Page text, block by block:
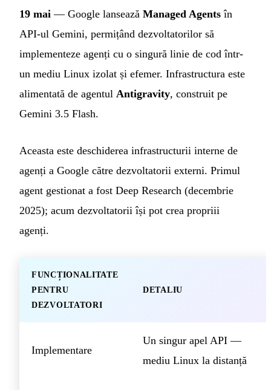
19 mai — Google lansează Managed Agents în
API-ul Gemini, permițând dezvoltatorilor să
implementeze agenți cu o singură linie de cod într-
un mediu Linux izolat și efemer. Infrastructura este
alimentată de agentul Antigravity, construit pe
Gemini 3.5 Flash.
Aceasta este deschiderea infrastructurii interne de
agenți a Google către dezvoltatorii externi. Primul
agent gestionat a fost Deep Research (decembrie
2025); acum dezvoltatorii își pot crea propriii
agenți.
FUNCȚIONALITATE
PENTRU
DEZVOLTATORI
DETALIU
Implementare
Un singur apel API —
mediu Linux la distanță